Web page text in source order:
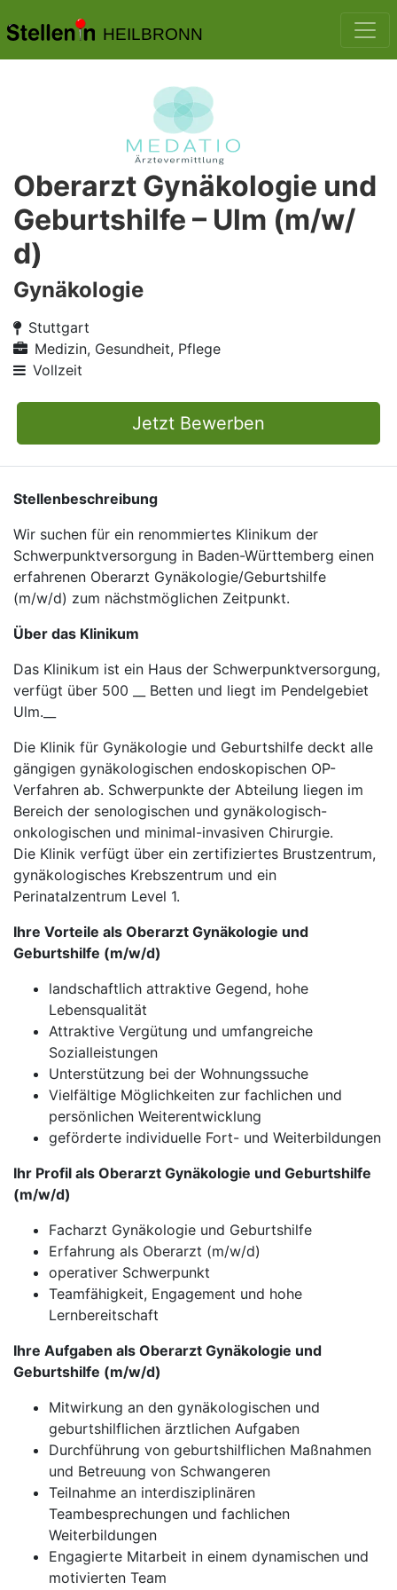
HEILBRONN
Oberarzt Gynäkologie und
Geburtshilfe – Ulm (m/w/
d)
Gynäkologie
Stuttgart
Medizin, Gesundheit, Pflege
Vollzeit
Jetzt Bewerben
Stellenbeschreibung
Wir suchen für ein renommiertes Klinikum der
Schwerpunktversorgung in Baden-Württemberg einen
erfahrenen Oberarzt Gynäkologie/Geburtshilfe
(m/w/d) zum nächstmöglichen Zeitpunkt.
Über das Klinikum
Das Klinikum ist ein Haus der Schwerpunktversorgung,
verfügt über 500 __ Betten und liegt im Pendelgebiet
Ulm.__
Die Klinik für Gynäkologie und Geburtshilfe deckt alle
gängigen gynäkologischen endoskopischen OP-
Verfahren ab. Schwerpunkte der Abteilung liegen im
Bereich der senologischen und gynäkologisch-
onkologischen und minimal-invasiven Chirurgie.
Die Klinik verfügt über ein zertifiziertes Brustzentrum,
gynäkologisches Krebszentrum und ein
Perinatalzentrum Level 1.
Ihre Vorteile als Oberarzt Gynäkologie und
Geburtshilfe (m/w/d)
landschaftlich attraktive Gegend, hohe
Lebensqualität
Attraktive Vergütung und umfangreiche
Sozialleistungen
Unterstützung bei der Wohnungssuche
Vielfältige Möglichkeiten zur fachlichen und
persönlichen Weiterentwicklung
geförderte individuelle Fort- und Weiterbildungen
Ihr Profil als Oberarzt Gynäkologie und Geburtshilfe
(m/w/d)
Facharzt Gynäkologie und Geburtshilfe
Erfahrung als Oberarzt (m/w/d)
operativer Schwerpunkt
Teamfähigkeit, Engagement und hohe
Lernbereitschaft
Ihre Aufgaben als Oberarzt Gynäkologie und
Geburtshilfe (m/w/d)
Mitwirkung an den gynäkologischen und
geburtshilflichen ärztlichen Aufgaben
Durchführung von geburtshilflichen Maßnahmen
und Betreuung von Schwangeren
Teilnahme an interdisziplinären
Teambesprechungen und fachlichen
Weiterbildungen
Engagierte Mitarbeit in einem dynamischen und
motivierten Team